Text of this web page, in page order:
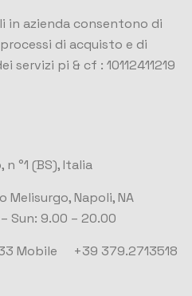
in azienda consentono di
di acquisto e di
servizi pi & cf : 10112411219
n °1 (BS), Italia
Melisurgo, Napoli, NA
Sun: 9.00 – 20.00
Mobile +39 379.2713518